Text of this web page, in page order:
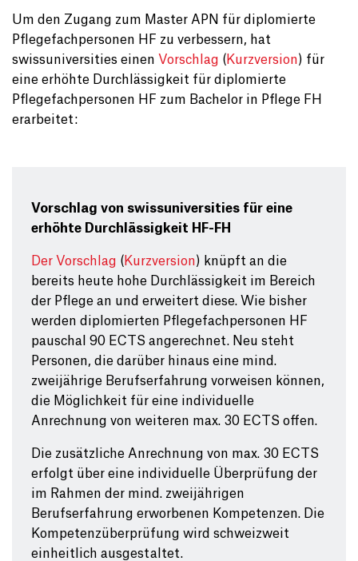
Um den Zugang zum Master APN für diplomierte
Pflegefachpersonen HF zu verbessern, hat
swissuniversities einen Vorschlag ( Kurzversion) für
eine erhöhte Durchlässigkeit für diplomierte
Pflegefachpersonen HF zum Bachelor in Pflege FH
erarbeitet:
Vorschlag von swissuniversities für eine
erhöhte Durchlässigkeit HF-FH
Der Vorschlag ( Kurzversion) knüpft an die
bereits heute hohe Durchlässigkeit im Bereich
der Pflege an und erweitert diese. Wie bisher
werden diplomierten Pflegefachpersonen HF
pauschal 90 ECTS angerechnet. Neu steht
Personen, die darüber hinaus eine mind.
zweijährige Berufserfahrung vorweisen können,
die Möglichkeit für eine individuelle
Anrechnung von weiteren max. 30 ECTS offen.
Die zusätzliche Anrechnung von max. 30 ECTS
erfolgt über eine individuelle Überprüfung der
im Rahmen der mind. zweijährigen
Berufserfahrung erworbenen Kompetenzen. Die
Kompetenzüberprüfung wird schweizweit
einheitlich ausgestaltet.